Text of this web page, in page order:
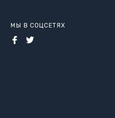
МЫ В СОЦСЕТЯХ